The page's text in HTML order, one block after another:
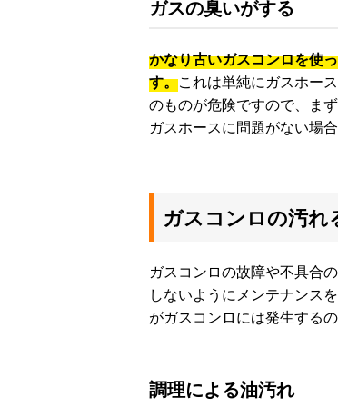
ガスの臭いがする
かなり古いガスコンロを使
す。これは単純にガスホー
のものが危険ですので、ま
ガスホースに問題がない場
ガスコンロの汚れ
ガスコンロの故障や不具合
しないようにメンテナンス
がガスコンロには発生する
調理による油汚れ